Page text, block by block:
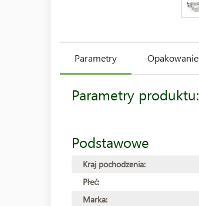
Parametry Opakowanie
Parametry produktu:
Podstawowe
Kraj pochodzenia:
Płeć:
Marka: